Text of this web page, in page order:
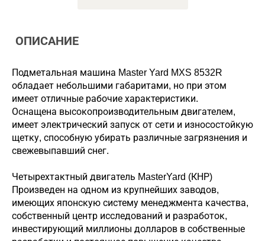
ОПИСАНИЕ
Подметальная машина Master Yard MXS 8532R
обладает небольшими габаритами, но при этом
имеет отличные рабочие характеристики.
Оснащена высокопроизводительным двигателем,
имеет электрический запуск от сети и износостойкую
щетку, способную убирать различные загрязнения и
свежевыпавший снег.
Четырехтактный двигатель MasterYard (КНР)
Произведен на одном из крупнейших заводов,
имеющих японскую систему менеджмента качества,
собственный центр исследований и разработок,
инвестирующий миллионы долларов в собственные